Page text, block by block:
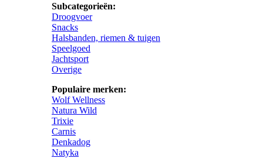
Subcategorieën:
Droogvoer
Snacks
Halsbanden, riemen & tuigen
Speelgoed
Jachtsport
Overige
Populaire merken:
Wolf Wellness
Natura Wild
Trixie
Carnis
Denkadog
Natyka